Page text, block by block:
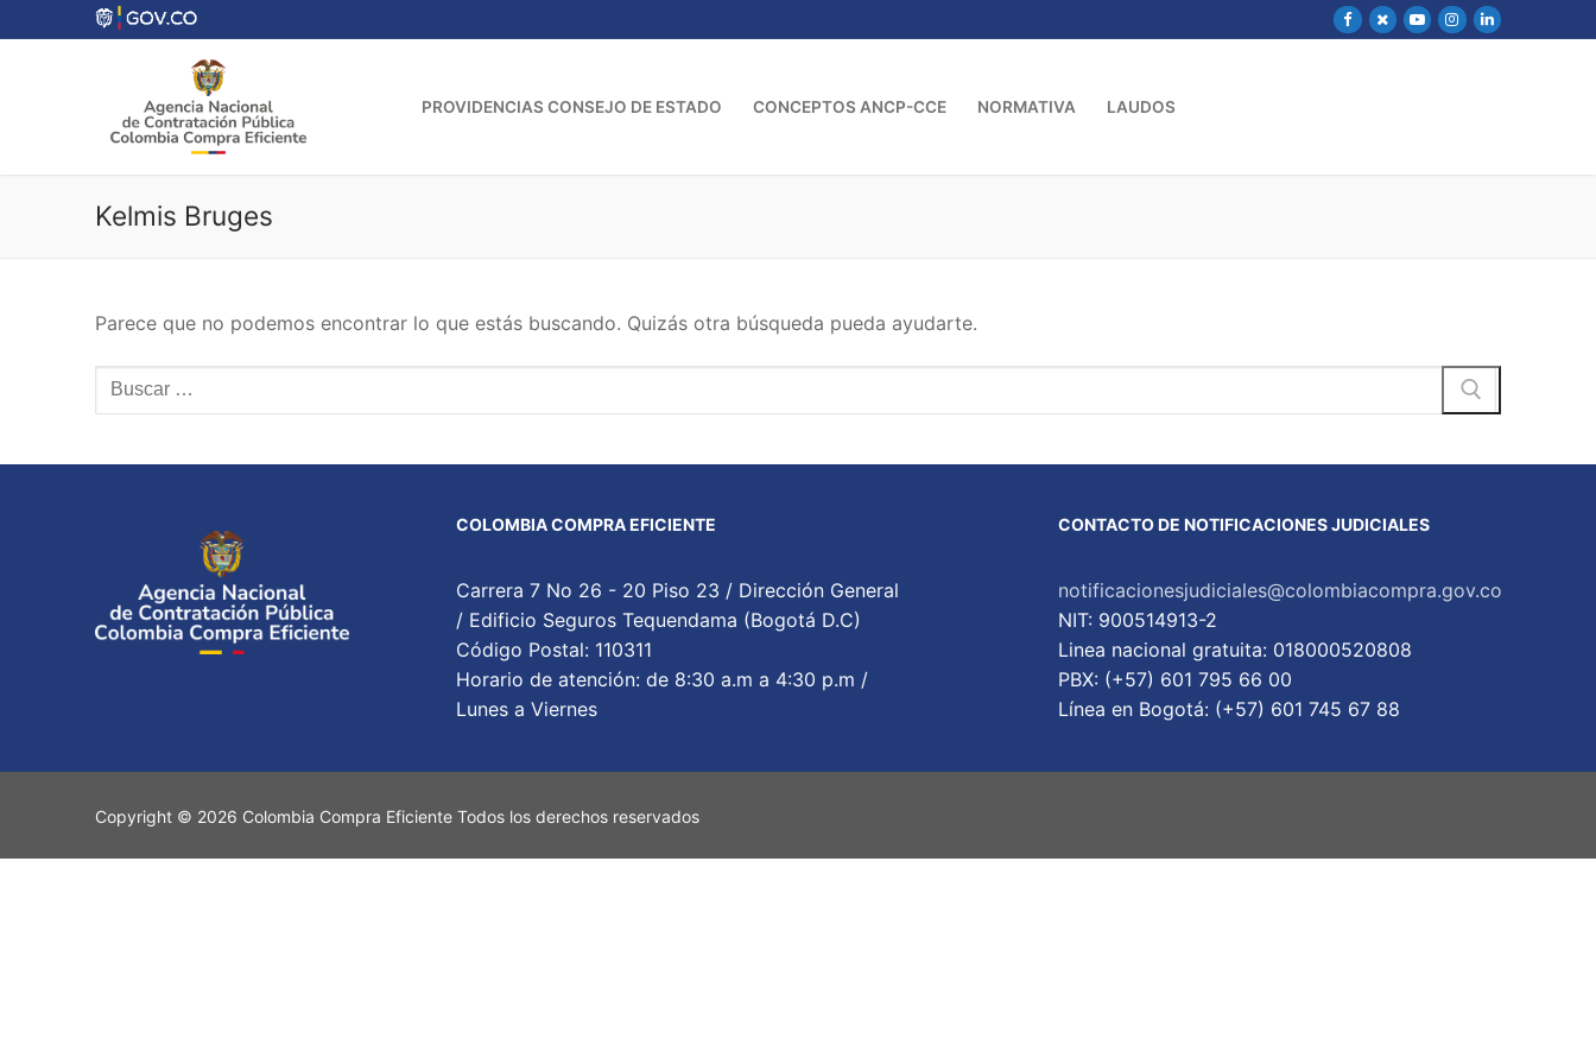
al
PROVIDENCIAS CONSEJO DE ESTADO CONCEPTOS ANCP-CCE NORMATIVA LAUDOS
Kelmis Bruges
Parece que no podemos encontrar lo que estás buscando. Quizás otra búsqueda pueda ayudarte.
Buscar:
COLOMBIA COMPRA EFICIENTE
Carrera 7 No 26 - 20 Piso 23 / Dirección General
/ Edificio Seguros Tequendama (Bogotá D.C)
Código Postal: 110311
Horario de atención: de 8:30 a.m a 4:30 p.m /
Lunes a Viernes
CONTACTO DE NOTIFICACIONES JUDICIALES
notificacionesjudiciales@colombiacompra.gov.co
NIT: 900514913-2
Linea nacional gratuita: 018000520808
PBX: (+57) 601 795 66 00
Lí­nea en Bogotá: (+57) 601 745 67 88
Copyright © 2026 Colombia Compra Eficiente Todos los derechos reservados